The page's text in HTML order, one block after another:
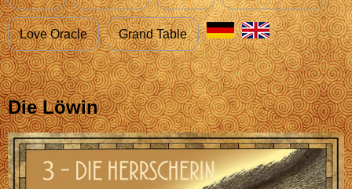
Love Oracle Grand Table
Die Löwin